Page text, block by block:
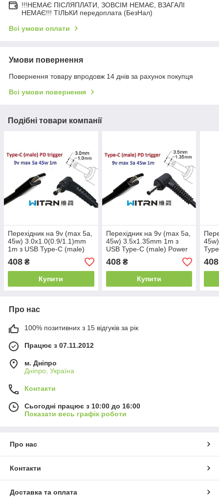
!!!НЕМАЄ ПІСЛЯПЛАТИ, ЗОВСІМ НЕМАЄ, ВЗАГАЛІ
НЕМАЄ!!! ТІЛЬКИ передоплата (БезНал)
Всі умови оплати
Умови повернення
Повернення товару впродовж 14 днів за рахунок покупця
Всі умови повернення
Подібні товари компанії
Перехідник на 9v (max 5a,
45w) 3.0x1.0(0.9/1.1)mm
1m з USB Type-C (male)
Power Delivery PD
(WITRN) тригер (A class) 1
день гар.
408 ₴
Купити
Перехідник на 9v (max 5a,
45w) 3.5x1.35mm 1m з
USB Type-C (male) Power
Delivery PD (WITRN)
тригер (A class) 1 день
гар.
408₴
Купити
гар.
408
Про нас
100% позитивних з 15 відгуків за рік
Працює з 07.11.2012
м. Дніпро
Дніпро, Україна
Контакти
Сьогодні працює з 10:00 до 16:00
Показати весь графік роботи
Про нас
Контакти
Доставка та оплата